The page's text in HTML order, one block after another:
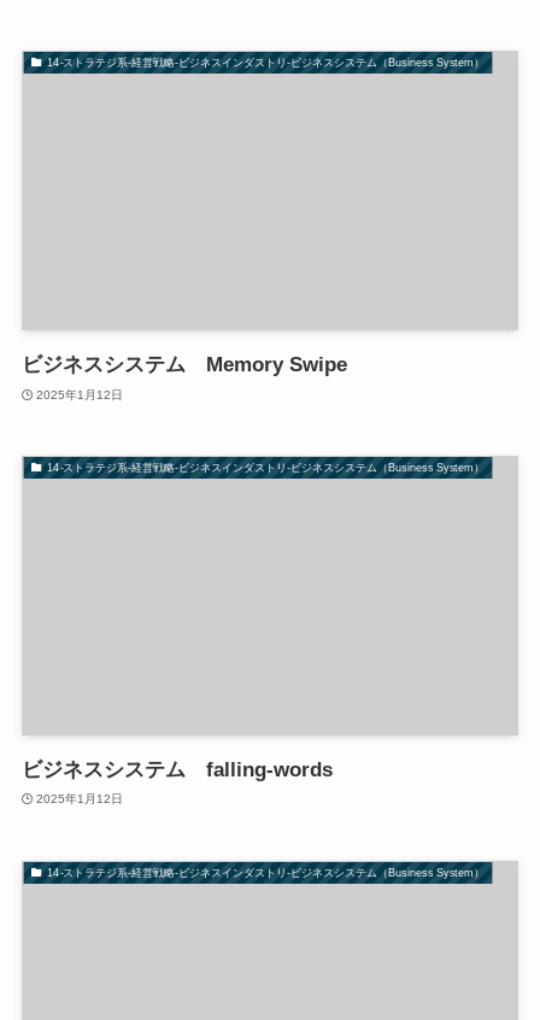
14-ストラテジ系-経営戦略-ビジネスインダストリ-ビジネスシステム（Business System）
ビジネスシステム Memory Swipe
2025年1月12日
14-ストラテジ系-経営戦略-ビジネスインダストリ-ビジネスシステム（Business System）
ビジネスシステム falling-words
2025年1月12日
14-ストラテジ系-経営戦略-ビジネスインダストリ-ビジネスシステム（Business System）